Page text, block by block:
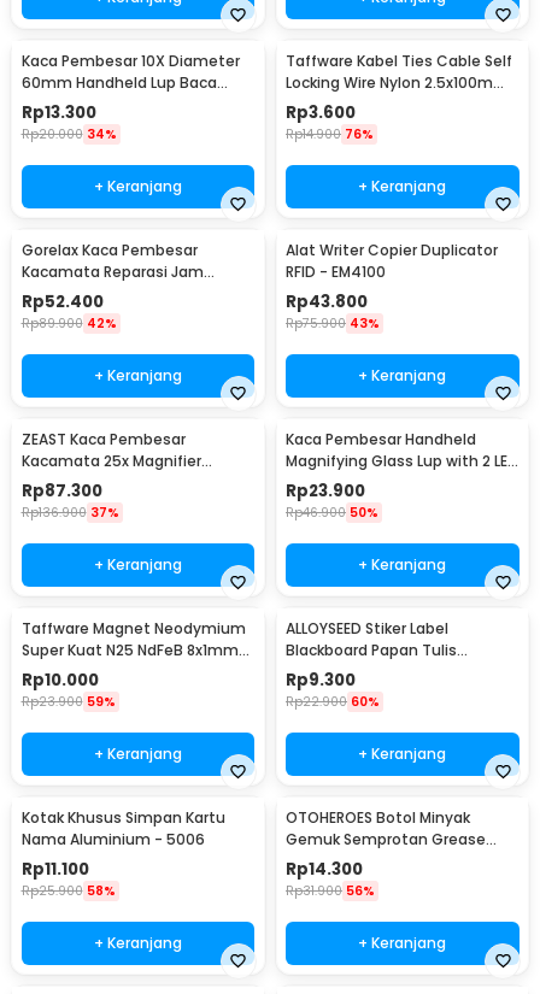
Kaca Pembesar 10X Diameter
60mm Handheld Lup Baca
Desain Naga Elegan
Rp13.300
Rp20.000 34%
+ Keranjang
Taffware Kabel Ties Cable Self
Locking Wire Nylon 2.5x100mm
100 PCS - V94
Rp3.600
Rp14.900 76%
+ Keranjang
Gorelax Kaca Pembesar
Kacamata Reparasi Jam
Magnifier with 2 LED 20X -
9892A
Rp52.400
Rp89.900 42%
+ Keranjang
Alat Writer Copier Duplicator
RFID - EM4100
Rp43.800
Rp75.900 43%
+ Keranjang
ZEAST Kaca Pembesar
Kacamata 25x Magnifier
dengan 2 LED - 9892GJ
Rp87.300
Rp136.900 37%
+ Keranjang
Kaca Pembesar Handheld
Magnifying Glass Lup with 2 LED
35mm 8X - MG6B-2
Rp23.900
Rp46.900 50%
+ Keranjang
Taffware Magnet Neodymium
Super Kuat N25 NdFeB 8x1mm
50 PCS - M35
Rp10.000
Rp23.900 59%
+ Keranjang
ALLOYSEED Stiker Label
Blackboard Papan Tulis
Removable 50 PCS - TH002
Rp9.300
Rp22.900 60%
+ Keranjang
Kotak Khusus Simpan Kartu
Nama Aluminium - 5006
Rp11.100
Rp25.900 58%
+ Keranjang
OTOHEROES Botol Minyak
Gemuk Semprotan Grease
Gun 250ml - Q001
Rp14.300
Rp31.900 56%
+ Keranjang